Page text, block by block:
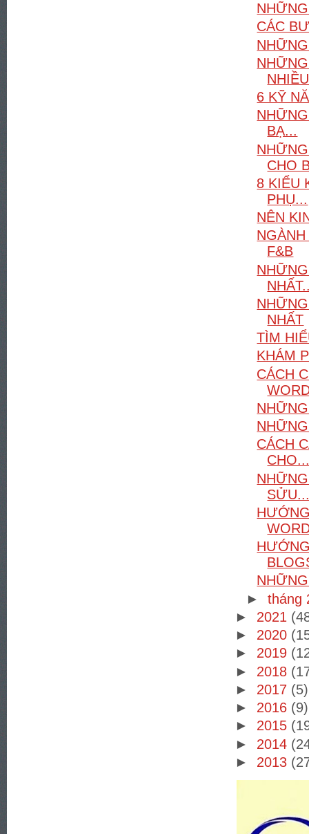
CÁC
6 KỸ
BẠ...
CHO
8 KIỂU
PHỤ...
NÊN
F&B
NHẤT
TÌM
KHÁM
CÁCH
CÁCH
► tháng
► 2021
► 2020
► 2019
► 2018
► 2017 (5)
► 2016 (9)
► 2015
► 2014
► 2013